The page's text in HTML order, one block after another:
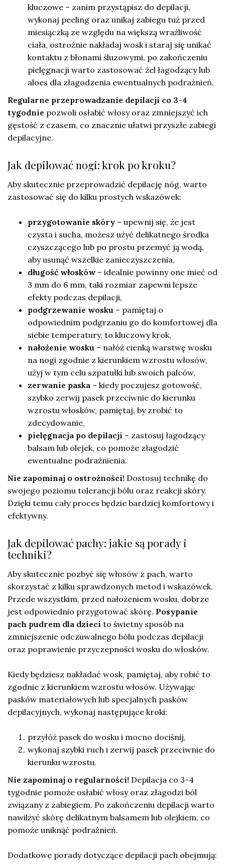
kluczowe – zanim przystąpisz do depilacji,
wykonaj peeling oraz unikaj zabiegu tuż przed
miesiączką ze względu na większą wrażliwość
ciała, ostrożnie nakładaj wosk i staraj się unikać
kontaktu z błonami śluzowymi, po zakończeniu
pielęgnacji warto zastosować żel łagodzący lub
aloes dla złagodzenia ewentualnych podrażnień.
Regularne przeprowadzanie depilacji co 3-4
tygodnie pozwoli osłabić włosy oraz zmniejszyć ich
gęstość z czasem, co znacznie ułatwi przyszłe zabiegi
depilacyjne.
Jak depilować nogi: krok po kroku?
Aby skutecznie przeprowadzić depilację nóg, warto
zastosować się do kilku prostych wskazówek:
przygotowanie skóry – upewnij się, że jest
czysta i sucha, możesz użyć delikatnego środka
czyszczącego lub po prostu przemyć ją wodą,
aby usunąć wszelkie zanieczyszczenia,
długość włosków – idealnie powinny one mieć od
3 mm do 6 mm, taki rozmiar zapewni lepsze
efekty podczas depilacji,
podgrzewanie wosku – pamiętaj o
odpowiednim podgrzaniu go do komfortowej dla
siebie temperatury, to kluczowy krok,
nałożenie wosku – nałóż cienką warstwę wosku
na nogi zgodnie z kierunkiem wzrostu włosów,
użyj w tym celu szpatułki lub swoich palców,
zerwanie paska – kiedy poczujesz gotowość,
szybko zerwij pasek przeciwnie do kierunku
wzrostu włosków, pamiętaj, by zrobić to
zdecydowanie,
pielęgnacja po depilacji – zastosuj łagodzący
balsam lub olejek, co pomoże złagodzić
ewentualne podrażnienia.
Nie zapominaj o ostrożności! Dostosuj technikę do
swojego poziomu tolerancji bólu oraz reakcji skóry.
Dzięki temu cały proces będzie bardziej komfortowy i
efektywny.
Jak depilować pachy: jakie są porady i
techniki?
Aby skutecznie pozbyć się włosów z pach, warto
skorzystać z kilku sprawdzonych metod i wskazówek.
Przede wszystkim, przed nałożeniem wosku, dobrze
jest odpowiednio przygotować skórę. Posypanie
pach pudrem dla dzieci to świetny sposób na
zmniejszenie odczuwalnego bólu podczas depilacji
oraz poprawienie przyczepności wosku do włosków.
Kiedy będziesz nakładać wosk, pamiętaj, aby robić to
zgodnie z kierunkiem wzrostu włosów. Używając
pasków materiałowych lub specjalnych pasków
depilacyjnych, wykonaj następujące kroki:
przyłóż pasek do wosku i mocno dociśnij,
wykonaj szybki ruch i zerwij pasek przeciwnie do
kierunku wzrostu.
Nie zapominaj o regularności! Depilacja co 3-4
tygodnie pomoże osłabić włosy oraz złagodzi ból
związany z zabiegiem. Po zakończeniu depilacji warto
nawilżyć skórę delikatnym balsamem lub olejkiem, co
pomoże uniknąć podrażnień.
Dodatkowe porady dotyczące depilacji pach obejmują: